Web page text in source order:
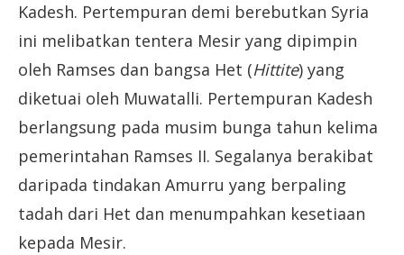
Kadesh. Pertempuran demi berebutkan Syria
ini melibatkan tentera Mesir yang dipimpin
oleh Ramses dan bangsa Het (Hittite) yang
diketuai oleh Muwatalli. Pertempuran Kadesh
berlangsung pada musim bunga tahun kelima
pemerintahan Ramses II. Segalanya berakibat
daripada tindakan Amurru yang berpaling
tadah dari Het dan menumpahkan kesetiaan
kepada Mesir.